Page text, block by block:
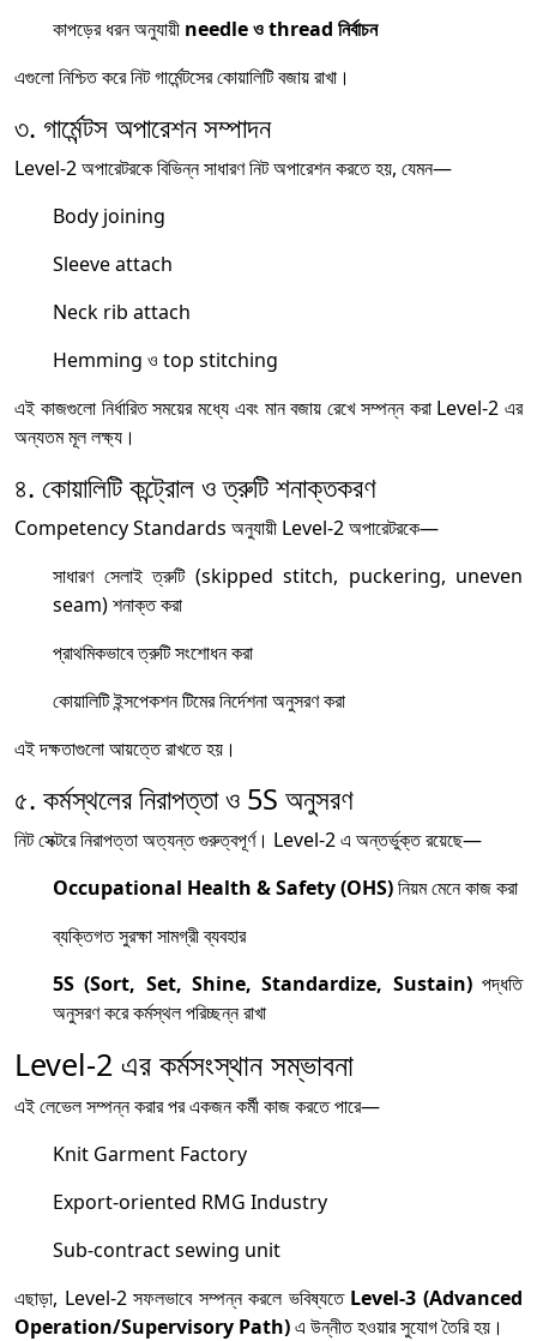
কাপড়ের ধরন অনুযায়ী needle ও thread নির্বাচন
এগুলো নিশ্চিত করে নিট গার্মেন্টসের কোয়ালিটি বজায় রাখা।
৩. গার্মেন্টস অপারেশন সম্পাদন
Level-2 অপারেটরকে বিভিন্ন সাধারণ নিট অপারেশন করতে হয়, যেমন—
Body joining
Sleeve attach
Neck rib attach
Hemming ও top stitching
এই কাজগুলো নির্ধারিত সময়ের মধ্যে এবং মান বজায় রেখে সম্পন্ন করা Level-2 এর
অন্যতম মূল লক্ষ্য।
৪. কোয়ালিটি কন্ট্রোল ও ত্রুটি শনাক্তকরণ
Competency Standards অনুযায়ী Level-2 অপারেটরকে—
সাধারণ সেলাই ত্রুটি (skipped stitch, puckering, uneven
seam) শনাক্ত করা
প্রাথমিকভাবে ত্রুটি সংশোধন করা
কোয়ালিটি ইন্সপেকশন টিমের নির্দেশনা অনুসরণ করা
এই দক্ষতাগুলো আয়ত্তে রাখতে হয়।
৫. কর্মস্থলের নিরাপত্তা ও 5S অনুসরণ
নিট সেক্টরে নিরাপত্তা অত্যন্ত গুরুত্বপূর্ণ। Level-2 এ অন্তর্ভুক্ত রয়েছে—
Occupational Health & Safety (OHS)নিয়ম মেনে কাজ করা
ব্যক্তিগত সুরক্ষা সামগ্রী ব্যবহার
5S (Sort, Set, Shine, Standardize, Sustain)পদ্ধতি
অনুসরণ করে কর্মস্থল পরিচ্ছন্ন রাখা
Level-2 এর কর্মসংস্থান সম্ভাবনা
এই লেভেল সম্পন্ন করার পর একজন কর্মী কাজ করতে পারে—
Knit Garment Factory
Export-oriented RMG Industry
Sub-contract sewing unit
এছাড়া, Level-2 সফলভাবে সম্পন্ন করলে ভবিষ্যতে Level-3 (Advanced
Operation/Supervisory Path)এ উন্নীত হওয়ার সুযোগ তৈরি হয়।